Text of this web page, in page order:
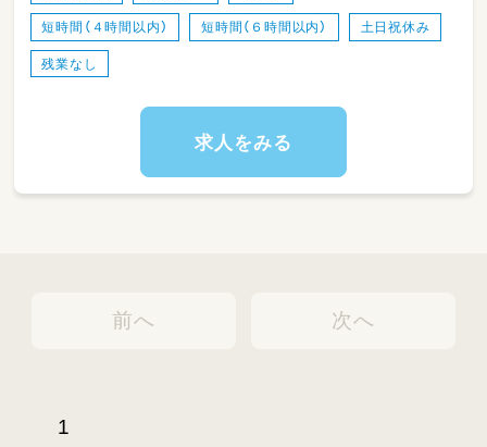
短時間（４時間以内） 短時間（６時間以内） 土日祝休み
残業なし
求人をみる
前へ
1
次へ